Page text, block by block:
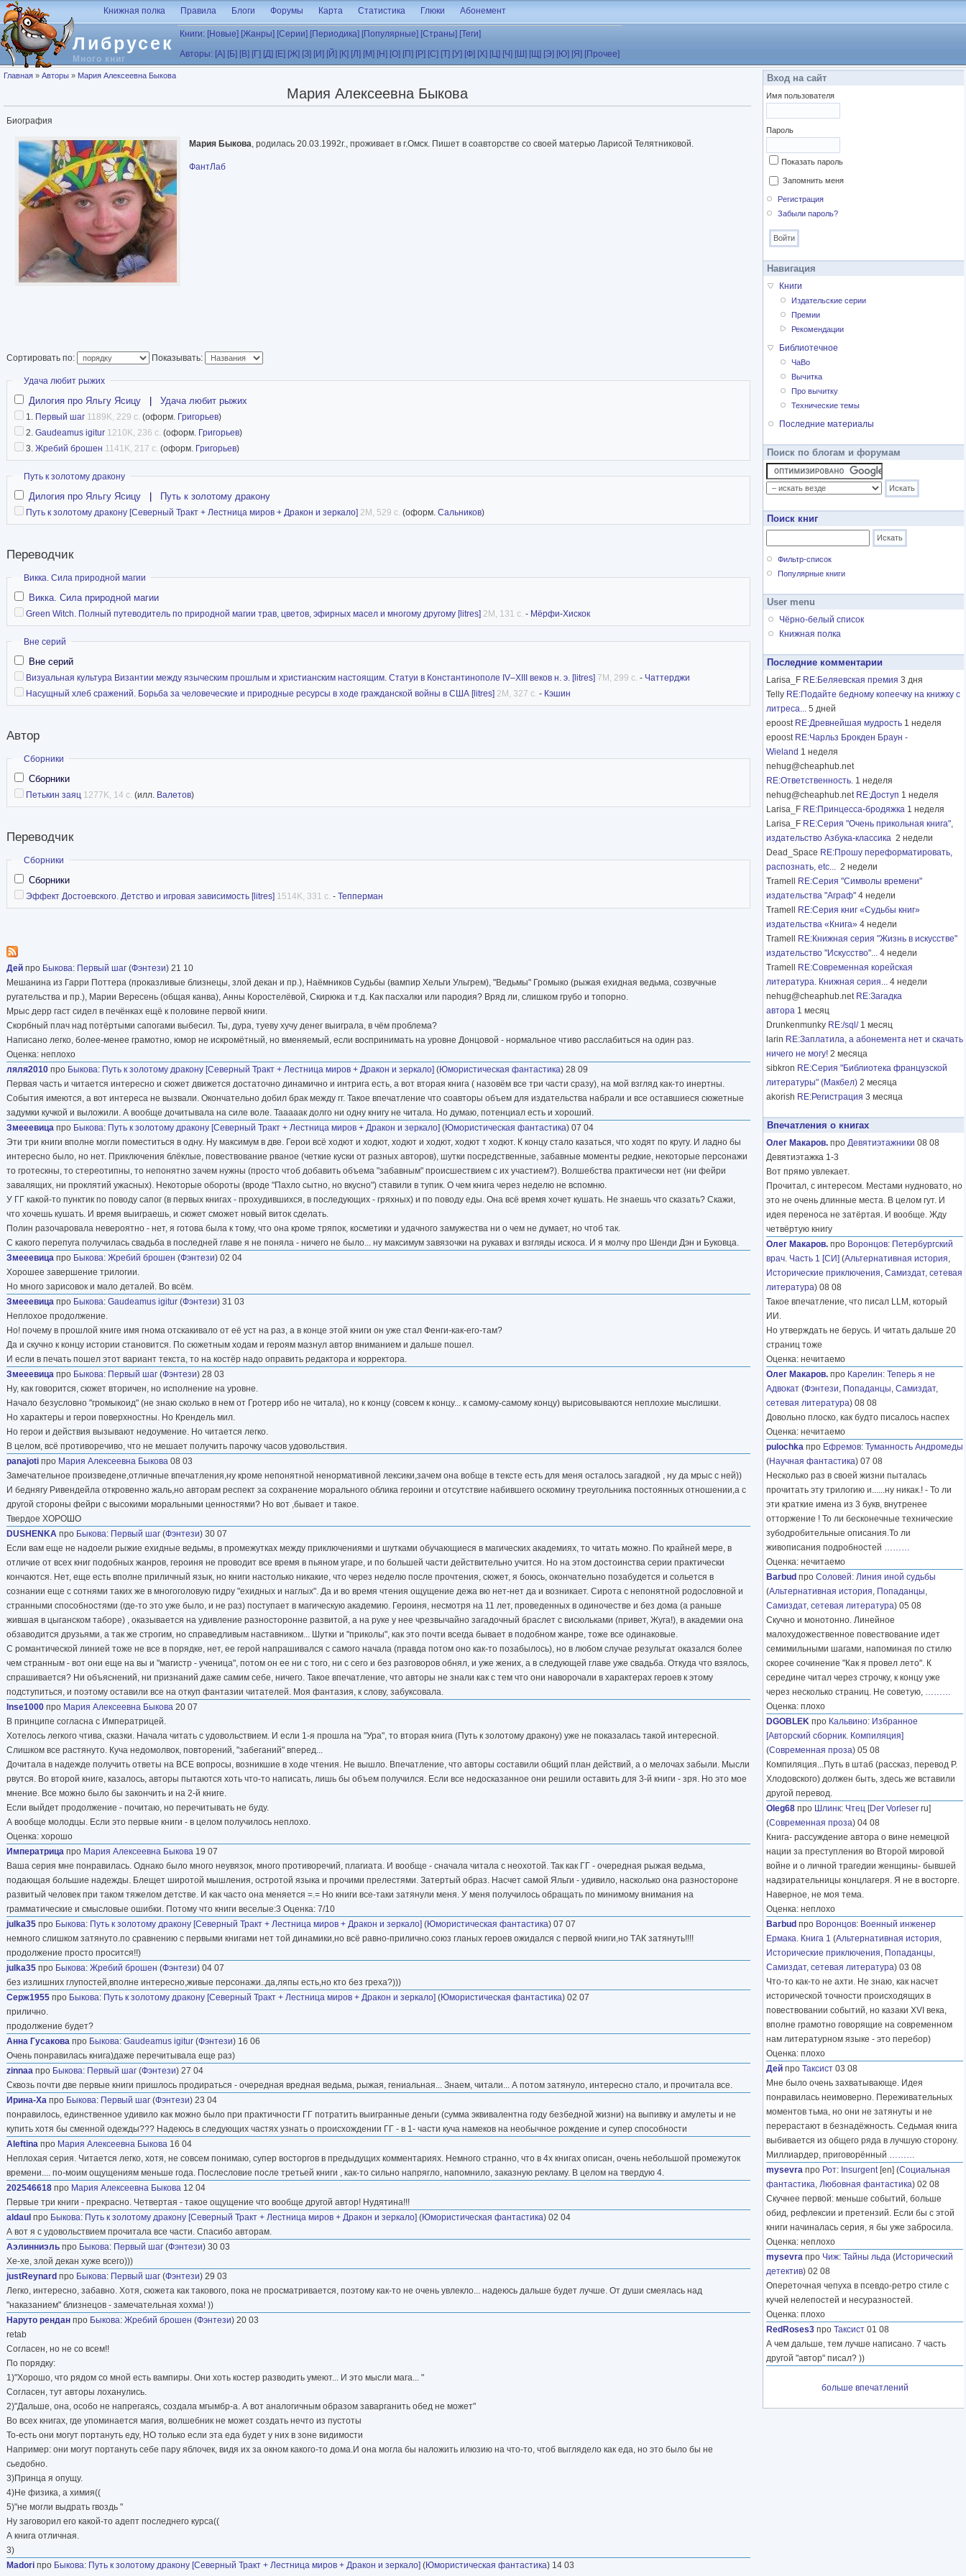
Перейти к основному содержанию
Либрусек
Много книг
Книжная полка Правила Блоги Форумы Карта Статистика Глюки Абонемент
Книги: [Новые] [Жанры] [Серии] [Периодика] [Популярные] [Страны] [Теги]
Авторы: [А] [Б] [В] [Г] [Д] [Е] [Ж] [З] [И] [Й] [К] [Л] [М] [Н] [О] [П] [Р] [С] [Т] [У] [Ф] [Х] [Ц] [Ч] [Ш] [Щ] [Э] [Ю] [Я] [Прочее]
Вы здесь
Главная » Авторы » Мария Алексеевна Быкова
Мария Алексеевна Быкова
Биография
Мария Быкова, родилась 20.03.1992г., проживает в г.Омск. Пишет в соавторстве со своей матерью Ларисой Телятниковой.
ФантЛаб
Сортировать по: Показывать:
Скрыть
Удача любит рыжих
Дилогия про Яльгу Ясицу Удача любит рыжих
1. Первый шаг 1189K, 229 с. (оформ. Григорьев)
2. Gaudeamus igitur 1210K, 236 с. (оформ. Григорьев)
3. Жребий брошен 1141K, 217 с. (оформ. Григорьев)
Скрыть
Путь к золотому дракону
Дилогия про Яльгу Ясицу Путь к золотому дракону
Путь к золотому дракону [Северный Тракт + Лестница миров + Дракон и зеркало] 2M, 529 с. (оформ. Сальников)
Переводчик
Скрыть
Викка. Сила природной магии
Викка. Сила природной магии
Green Witch. Полный путеводитель по природной магии трав, цветов, эфирных масел и многому другому [litres] 2M, 131 с. - Мёрфи-Хискок
Скрыть
Вне серий
Вне серий
Визуальная культура Византии между языческим прошлым и христианским настоящим. Статуи в Константинополе IV–XIII веков н. э. [litres] 7M, 299 с. - Чаттерджи
Насущный хлеб сражений. Борьба за человеческие и природные ресурсы в ходе гражданской войны в США [litres] 2M, 327 с. - Кэшин
Автор
Скрыть
Сборники
Сборники
Петькин заяц 1277K, 14 с. (илл. Валетов)
Переводчик
Скрыть
Сборники
Сборники
Эффект Достоевского. Детство и игровая зависимость [litres] 1514K, 331 с. - Тепперман
Дей про Быкова: Первый шаг (Фэнтези) 21 10
Мешанина из Гарри Поттера (проказливые близнецы, злой декан и пр.), Наёмников Судьбы (вампир Хельги Ульгрем), "Ведьмы" Громыко (рыжая ехидная ведьма, созвучные
ругательства и пр.), Марии Вересень (общая канва), Анны Коростелёвой, Скирюка и т.д. Как пасхалки или пародия? Вряд ли, слишком грубо и топорно.
Мрыс дерр гаст сидел в печёнках ещё к половине первой книги.
Скорбный плач над потёртыми сапогами выбесил. Ты, дура, туеву хучу денег выиграла, в чём проблема?
Написано легко, более-менее грамотно, юмор не искромётный, но вменяемый, если воспринимать на уровне Донцовой - нормальное чтиво расслабиться на один раз.
Оценка: неплохо
ляля2010 про Быкова: Путь к золотому дракону [Северный Тракт + Лестница миров + Дракон и зеркало] (Юмористическая фантастика) 28 09
Первая часть и читается интересно и сюжет движется достаточно динамично и интрига есть, а вот вторая книга ( назовём все три части сразу), на мой взгляд как-то инертны.
События имеются, а вот интереса не вызвали. Окончательно добил брак между гг. Такое впечатление что соавторы объем для издательства набрали и все оставшиеся сюжетные
задумки кучкой и выложили. А вообще дочитывала на силе воле. Тааааак долго ни одну книгу не читала. Но думаю, потенциал есть и хороший.
Змееевица про Быкова: Путь к золотому дракону [Северный Тракт + Лестница миров + Дракон и зеркало] (Юмористическая фантастика) 07 04
Эти три книги вполне могли поместиться в одну. Ну максимум в две. Герои всё ходют и ходют, ходют и ходют, ходют т ходют. К концу стало казаться, что ходят по кругу. И ладно бы
интересно было, но нет. Приключения блёклые, повествование рваное (четкие куски от разных авторов), шутки посредственные, забавные моменты редкие, некоторые персонажи
то гротескны, то стереотипны, то непонятно зачем нужны (просто чтоб добавить объема "забавным" происшествием с их участием?). Волшебства практически нет (ни фейри
завалящих, ни проклятий ужасных). Некоторые обороты (вроде "Пахло сытно, но вкусно") ставили в тупик. О чем книга через неделю не вспомню.
У ГГ какой-то пунктик по поводу сапог (в первых книгах - прохудившихся, в последующих - гряхных) и по поводу еды. Она всё время хочет кушать. Не знаешь что сказать? Скажи,
что хочешь кушать. И время выиграешь, и сюжет сможет новый виток сделать.
Полин разочаровала невероятно - нет, я готова была к тому, что она кроме тряпок, косметики и удачного замужества ни о чем не думает, но чтоб так.
С какого перепуга получилась свадьба в последней главе я не поняла - ничего не было... ну максимум завязочки на рукавах и взгляды искоса. И я молчу про Шенди Дэн и Буковца.
Змееевица про Быкова: Жребий брошен (Фэнтези) 02 04
Хорошее завершение трилогии.
Но много зарисовок и мало деталей. Во всём.
Змееевица про Быкова: Gaudeamus igitur (Фэнтези) 31 03
Неплохое продолжение.
Но! почему в прошлой книге имя гнома отскакивало от её уст на раз, а в конце этой книги он уже стал Фенги-как-его-там?
Да и скучно к концу истории становится. По сюжетным ходам и героям мазнул автор вниманием и дальше пошел.
И если в печать пошел этот вариант текста, то на костёр надо оправить редактора и корректора.
Змееевица про Быкова: Первый шаг (Фэнтези) 28 03
Ну, как говорится, сюжет вторичен, но исполнение на уровне.
Начало безусловно "громыкоид" (не знаю сколько в нем от Гротерр ибо не читала), но к концу (совсем к концу... к самому-самому концу) вырисовываются неплохие мыслишки.
Но характеры и герои поверхностны. Но Крендель мил.
Но герои и действия вызывают недоумение. Но читается легко.
В целом, всё противоречиво, что не мешает получить парочку часов удовольствия.
panajoti про Мария Алексеевна Быкова 08 03
Замечательное произведене,отличные впечатления,ну кроме непонятной ненормативной лексики,зачем она вобще в тексте есть для меня осталось загадкой , ну да мрыс с ней))
И беднягу Ривендейла откровенно жаль,но авторам респект за сохранение морального облика героини и отсутствие набившего оскомину треугольника постоянных отношении,а с
другой стороны фейри с высокими моральными ценностями? Но вот ,бывает и такое.
Твердое ХОРОШО
DUSHENKA про Быкова: Первый шаг (Фэнтези) 30 07
Если вам еще не надоели рыжие ехидные ведьмы, в промежутках между приключениями и шутками обучающиеся в магических академиях, то читать можно. По крайней мере, в
отличие от всех книг подобных жанров, героиня не проводит все время в пьяном угаре, и по большей части действительно учится. Но на этом достоинства серии практически
кончаются. Нет, еще есть вполне приличный язык, но книги настолько никакие, что через неделю после прочтения, сюжет, я боюсь, окончательно позабудется и сольется в
сознании еще с сотнями таких же в многоголовую гидру "ехидных и наглых". Да и во время чтения ощущение дежа вю нет-нет да и возникает. Сирота с непонятной родословной и
странными способностями (где-то это уже было, и не раз) поступает в магическую академию. Героиня, несмотря на 11 лет, проведенных в одиночестве и без дома (а раньше
жившая в цыганском таборе) , оказывается на удивление разносторонне развитой, а на руке у нее чрезвычайно загадочный браслет с висюльками (привет, Жуга!), в академии она
обзаводится друзьями, а так же строгим, но справедливым наставником... Шутки и "приколы", как это почти всегда бывает в подобном жанре, тоже все одинаковые.
С романтической линией тоже не все в порядке, нет, ее герой напрашивался с самого начала (правда потом оно как-то позабылось), но в любом случае результат оказался более
чем странным - вот они еще на вы и "магистр - ученица", потом он ее ни с того, ни с сего и без разговоров обнял, и уже жених, а в следующей главе уже свадьба. Откуда что взялось,
спрашивается? Ни объяснений, ни признаний даже самим себе, ничего. Такое впечатление, что авторы не знали как с тем что они наворочали в характерах героев к этому
подступиться, и поэтому оставили все на откуп фантазии читателей. Моя фантазия, к слову, забуксовала.
Inse1000 про Мария Алексеевна Быкова 20 07
В принципе согласна с Императрицей.
Хотелось легкого чтива, сказки. Начала читать с удовольствием. И если 1-я прошла на "Ура", то вторая книга (Путь к золотому дракону) уже не показалась такой интересной.
Слишком все растянуто. Куча недомолвок, повторений, "забеганий" вперед...
Дочитала в надежде получить ответы на ВСЕ вопросы, возникшие в ходе чтения. Не вышло. Впечатление, что авторы составили общий план действий, а о мелочах забыли. Мысли
рвутся. Во второй книге, казалось, авторы пытаются хоть что-то написать, лишь бы объем получился. Если все недосказанное они решили оставить для 3-й книги - зря. Но это мое
мнение. Все можно было бы закончить и на 2-й книге.
Если выйдет продолжение - почитаю, но перечитывать не буду.
А вообще молодцы. Если это первые книги - в целом получилось неплохо.
Оценка: хорошо
Императрица про Мария Алексеевна Быкова 19 07
Ваша серия мне понравилась. Однако было много неувязок, много противоречий, плагиата. И вообще - сначала читала с неохотой. Так как ГГ - очередная рыжая ведьма,
подающая большие надежды. Блещет широтой мышления, остротой языка и прочими прелестями. Затертый образ. Насчет самой Яльги - удивило, насколько она разностороне
развитый человек при таком тяжелом детстве. И как часто она меняется =.= Но книги все-таки затянули меня. У меня получилось обращать по минимому внимания на
грамматические и смысловые ошибки. Потому что книги веселые:3 Оценка: 7/10
julka35 про Быкова: Путь к золотому дракону [Северный Тракт + Лестница миров + Дракон и зеркало] (Юмористическая фантастика) 07 07
немного слишком затянуто.по сравнению с первыми книгами нет той динамики,но всё равно-прилично.союз гланых героев ожидался с первой книги,но ТАК затянуть!!!!
продолжение просто просится!!)
julka35 про Быкова: Жребий брошен (Фэнтези) 04 07
без излишних глупостей,вполне интересно,живые персонажи..да,ляпы есть,но кто без греха?)))
Серж1955 про Быкова: Путь к золотому дракону [Северный Тракт + Лестница миров + Дракон и зеркало] (Юмористическая фантастика) 02 07
прилично.
продолжение будет?
Анна Гусакова про Быкова: Gaudeamus igitur (Фэнтези) 16 06
Очень понравилась книга)даже перечитывала еще раз)
zinnaa про Быкова: Первый шаг (Фэнтези) 27 04
Сквозь почти две первые книги пришлось продираться - очередная вредная ведьма, рыжая, гениальная... Знаем, читали... А потом затянуло, интересно стало, и прочитала все.
Ирина-Ха про Быкова: Первый шаг (Фэнтези) 23 04
понравилось, единственное удивило как можно было при практичности ГГ потратить выигранные деньги (сумма эквивалентна году безбедной жизни) на выпивку и амулеты и не
купить хотя бы сменной одежды??? Надеюсь в следующих частях узнать о происхождении ГГ - в 1- части куча намеков на необычное рождение и супер способности
Aleftina про Мария Алексеевна Быкова 16 04
Неплохая серия. Читается легко, хотя, не совсем понимаю, супер восторгов в предыдущих комментариях. Немного странно, что в 4х книгах описан, очень небольшой промежуток
времени.... по-моим ощущениям меньше года. Послесловие после третьей книги , как-то сильно напрягло, напомнило, заказную рекламу. В целом на твердую 4.
202546618 про Мария Алексеевна Быкова 12 04
Первые три книги - прекрасно. Четвертая - такое ощущение что вообще другой автор! Нудятина!!!
aldaul про Быкова: Путь к золотому дракону [Северный Тракт + Лестница миров + Дракон и зеркало] (Юмористическая фантастика) 02 04
А вот я с удовольствием прочитала все части. Спасибо авторам.
Аэлинниэль про Быкова: Первый шаг (Фэнтези) 30 03
Хе-хе, злой декан хуже всего)))
justReynard про Быкова: Первый шаг (Фэнтези) 29 03
Легко, интересно, забавно. Хотя, сюжета как такового, пока не просматривается, поэтому как-то не очень увлекло... надеюсь дальше будет лучше. От души смеялась над
"наказанием" близнецов - замечательная хохма! ))
Наруто рендан про Быкова: Жребий брошен (Фэнтези) 20 03
retab
Согласен, но не со всем!!
По порядку:
1)"Хорошо, что рядом со мной есть вампиры. Они хоть костер разводить умеют... И это мысли мага... "
Согласен, тут авторы лоханулись.
2)"Дальше, она, особо не напрегаясь, создала мгымбр-а. А вот аналогичным образом заварганить обед не может"
Во всех книгах, где упоминается магия, волшебник не может создать нечто из пустоты
То-есть они могут портануть еду, НО только если эта еда будет у них в зоне видимости
Например: они могут портануть себе пару яблочек, видя их за окном какого-то дома.И она могла бы наложить илюзию на что-то, чтоб выглядело как еда, но это было бы не
сьедобно.
3)Принца я опущу.
4)Не физика, а химия((
5)"не могли выдрать гвоздь "
Ну заговорил его какой-то адепт последнего курса((
А книга отличная.
3)
Madori про Быкова: Путь к золотому дракону [Северный Тракт + Лестница миров + Дракон и зеркало] (Юмористическая фантастика) 14 03
Вход на сайт
Имя пользователя
Пароль
Показать пароль
Запомнить меня
Регистрация
Забыли пароль?
Навигация
Книги
Издательские серии
Премии
Рекомендации
Библиотечное
ЧаВо
Вычитка
Про вычитку
Технические темы
Последние материалы
Поиск по блогам и форумам
Поиск книг
Фильтр-список
Популярные книги
User menu
Чёрно-белый список
Книжная полка
Последние комментарии
Larisa_F RE:Беляевская премия 3 дня
Telly RE:Подайте бедному копеечку на книжку с
литреса... 5 дней
epoost RE:Древнейшая мудрость 1 неделя
epoost RE:Чарльз Брокден Браун -
Wieland 1 неделя
nehug@cheaphub.net
RE:Ответственность. 1 неделя
nehug@cheaphub.net RE:Доступ 1 неделя
Larisa_F RE:Принцесса-бродяжка 1 неделя
Larisa_F RE:Серия "Очень прикольная книга",
издательство Азбука-классика 2 недели
Dead_Space RE:Прошу переформатировать,
распознать, etc... 2 недели
Tramell
RE:Серия "Символы времени"
издательства "Аграф" 4 недели
Tramell
RE:Серия книг «Судьбы книг»
издательства «Книга» 4 недели
Tramell
RE:Книжная серия "Жизнь в искусстве"
издательство "Искусство"... 4 недели
Tramell
RE:Современная корейская
литература. Книжная серия... 4 недели
nehug@cheaphub.net RE:Загадка
автора 1 месяц
Drunkenmunky RE:/sql/ 1 месяц
larin RE:Заплатила, а абонемента нет и скачать
ничего не могу! 2 месяца
sibkron RE:Серия "Библиотека французской
литературы" (Макбел) 2 месяца
akorish RE:Регистрация 3 месяца
Впечатления о книгах
Олег Макаров. про Девятиэтажники 08 08
Девятиэтажка 1-3
Вот прямо увлекает.
Прочитал, с интересом. Местами нудновато, но
это не очень длинные места. В целом гут. И
идея переноса не затёртая. И вообще. Жду
четвёртую книгу
Олег Макаров. про Воронцов: Петербургский
врач. Часть 1 [СИ] (Альтернативная история,
Исторические приключения, Самиздат, сетевая
литература) 08 08
Такое впечатление, что писал LLM, который
ИИ.
Но утверждать не берусь. И читать дальше 20
страниц тоже
Оценка: нечитаемо
Олег Макаров. про Карелин: Теперь я не
Адвокат (Фэнтези, Попаданцы, Самиздат,
сетевая литература) 08 08
Довольно плоско, как будто писалось наспех
Оценка: нечитаемо
pulochka про Ефремов: Туманность Андромеды
(Научная фантастика) 07 08
Несколько раз в своей жизни пыталась
прочитать эту трилогию и......ну никак.! - То ли
эти краткие имена из 3 букв, внутренее
отторжение ! То ли бесконечные технические
зубодробительные описания.То ли
живописания подробностей ………
Оценка: нечитаемо
Barbud про Соловей: Линия иной судьбы
(Альтернативная история, Попаданцы,
Самиздат, сетевая литература) 05 08
Скучно и монотонно. Линейное
малохудожественное повествование идет
семимильными шагами, напоминая по стилю
скорее сочинение "Как я провел лето". К
середине читал через строчку, к концу уже
через несколько страниц. Не советую, ………
Оценка: плохо
DGOBLEK про Кальвино: Избранное
[Авторский сборник. Компиляция]
(Современная проза) 05 08
Компиляция...Путь в штаб (рассказ, перевод Р.
Хлодовского) должен быть, здесь же вставили
другой перевод.
Oleg68 про Шлинк: Чтец [Der Vorleser ru]
(Современная проза) 04 08
Книга- рассуждение автора о вине немецкой
нации за преступления во Второй мировой
войне и о личной трагедии женщины- бывшей
надзирательницы концлагеря. Я не в восторге.
Наверное, не моя тема.
Оценка: неплохо
Barbud про Воронцов: Военный инженер
Ермака. Книга 1 (Альтернативная история,
Исторические приключения, Попаданцы,
Самиздат, сетевая литература) 03 08
Что-то как-то не ахти. Не знаю, как насчет
исторической точности происходящих в
повествовании событий, но казаки XVI века,
вполне грамотно говорящие на современном
нам литературном языке - это перебор)
Оценка: плохо
Дей про Таксист 03 08
Мне было очень захватывающе. Идея
понравилась неимоверно. Переживательных
моментов тьма, но они не затянуты и не
перерастают в безнадёжность. Седьмая книга
выбивается из общего ряда в лучшую сторону.
Миллиардер, приговорённый ………
mysevra про Рот: Insurgent[en] (Социальная
фантастика, Любовная фантастика) 02 08
Скучнее первой: меньше событий, больше
обид, рефлексии и претензий. Если бы с этой
книги начиналась серия, я бы уже забросила.
Оценка: неплохо
mysevra про Чиж: Тайны льда (Исторический
детектив) 02 08
Опереточная чепуха в псевдо-ретро стиле с
кучей нелепостей и несуразностей.
Оценка: плохо
RedRoses3 про Таксист 01 08
А чем дальше, тем лучше написано. 7 часть
другой "автор" писал? ))
больше впечатлений